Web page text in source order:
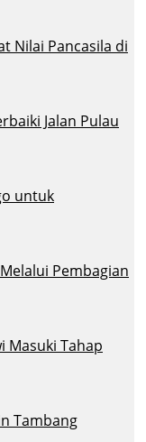
Nilai Pancasila di
Jalan Pulau
untuk
Pembagian
Masuki Tahap
Tambang